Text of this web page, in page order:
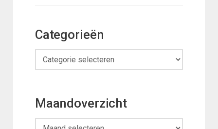
Categorieën
Categorieën
Maandoverzicht
Maandoverzicht